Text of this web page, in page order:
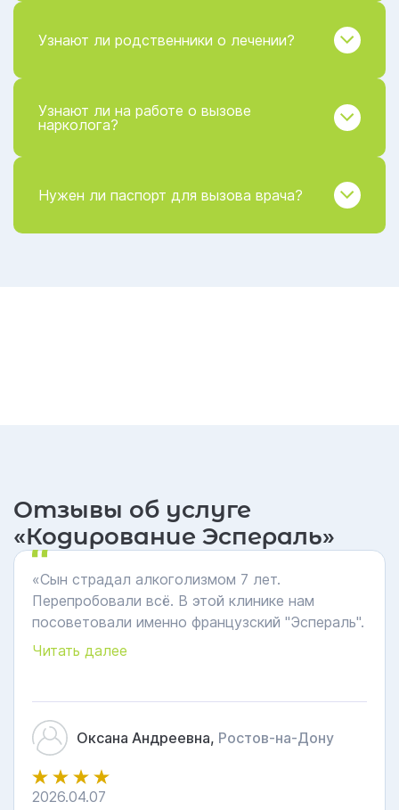
Узнают ли родственники о лечении?
Узнают ли на работе о вызове
нарколога?
Нужен ли паспорт для вызова врача?
Отзывы об услуге
«Кодирование Эспераль»
«Сын страдал алкоголизмом 7 лет.
Перепробовали всё. В этой клинике нам
посоветовали именно французский "Эспераль".
Понравилось, что перед процедурой врач
Отношение персонала очень человечное,
спасибо вам!».
Читать далее
Оксана Андреевна, Ростов-на-Дону
2026.04.07